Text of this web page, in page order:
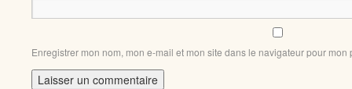
Enregistrer mon nom, mon e-mail et mon site dans le navigateur pour